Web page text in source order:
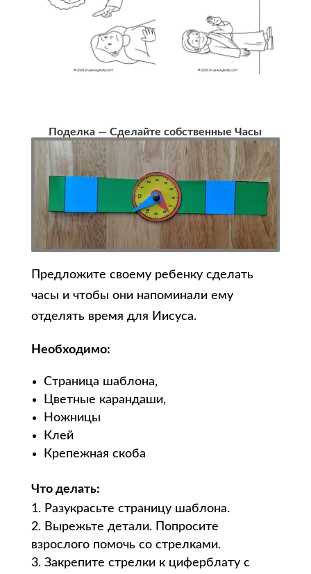
Поделка — Сделайте собственные Часы
Предложите своему ребенку сделать
часы и чтобы они напоминали ему
отделять время для Иисуса.
Необходимо:
Страница шаблона,
Цветные карандаши,
Ножницы
Клей
Крепежная скоба
Что делать:
Разукрасьте страницу шаблона.
Вырежьте детали. Попросите
взрослого помочь со стрелками.
Закрепите стрелки к циферблату с